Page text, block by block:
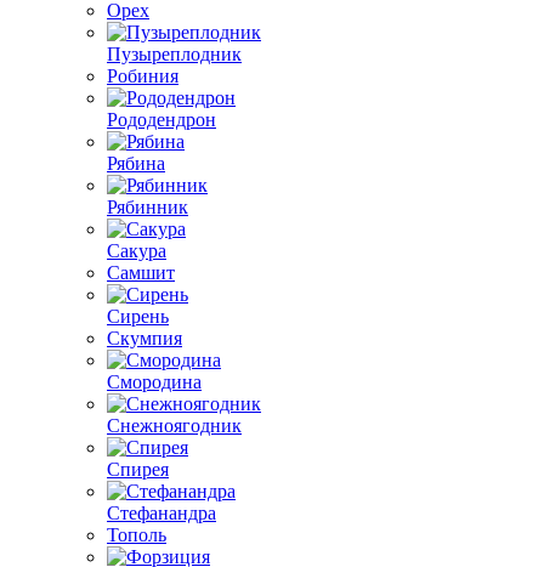
Орех
Пузыреплодник
Робиния
Рододендрон
Рябина
Рябинник
Сакура
Самшит
Сирень
Скумпия
Смородина
Снежноягодник
Спирея
Стефанандра
Тополь